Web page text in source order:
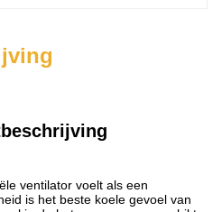
ventilator voelt als een
is het beste koele gevoel van